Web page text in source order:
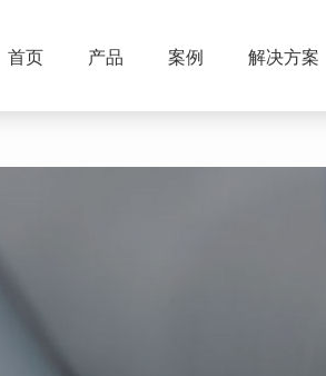
首页 产品 案例 解决方案